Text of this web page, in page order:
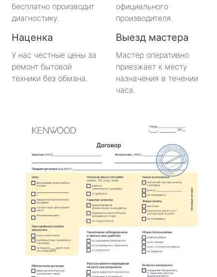
бесплатно производит
диагностику.
официального
производителя.
Наценка
У нас честные цены за
ремонт бытовой
техники без обмана.
Выезд мастера
Мастер оперативно
приезжает к месту
назначения в течении
часа.